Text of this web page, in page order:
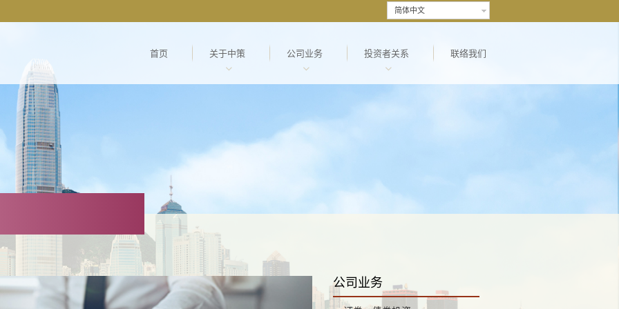
简体中文
首页 关于中策 公司业务 投资者关系 联络我们
公司业务